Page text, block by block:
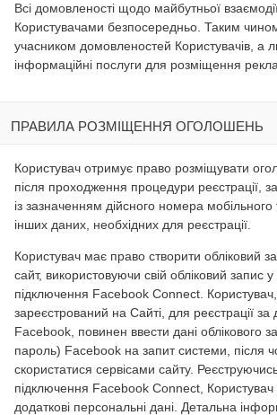
Всі домовленості щодо майбутньої
Користувачами безпосередньо. Таким
учасником домовленостей Користувачів, а
інформаційні послуги для розміщення
ПРАВИЛА РОЗМІЩЕННЯ ОГОЛОШЕНЬ
Користувач отримує право розміщувати
після проходження процедури реєстрації,
із зазначенням дійсного номера
інших даних, необхідних для реєстрації.
Користувач має право створити обліковий
сайт, використовуючи свій обліковий запис
підключення Facebook Connect.
зареєстрований на Сайті, для реєстрації
Facebook, повинен ввести дані облікового
пароль) Facebook на запит системи, після
скористатися сервісами сайту.
підключення Facebook Connect,
додаткові персональні дані. Детальна